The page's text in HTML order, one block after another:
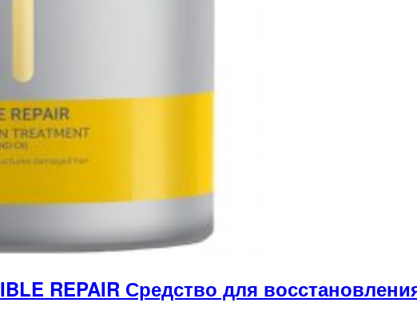
REPAIR Средство для